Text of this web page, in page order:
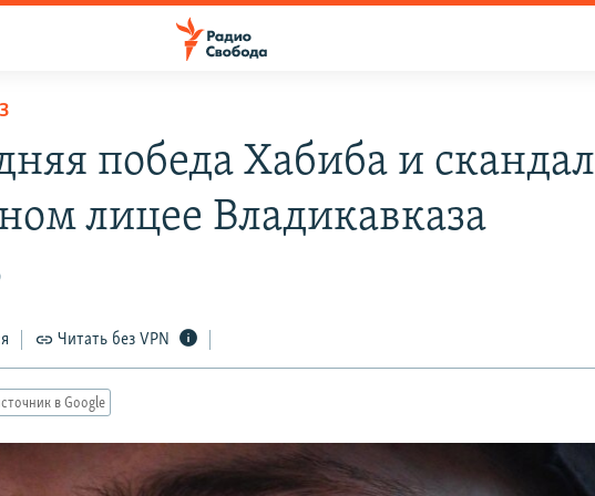
победа Хабиба и скандал
лицее Владикавказа
Читать без VPN
в Google